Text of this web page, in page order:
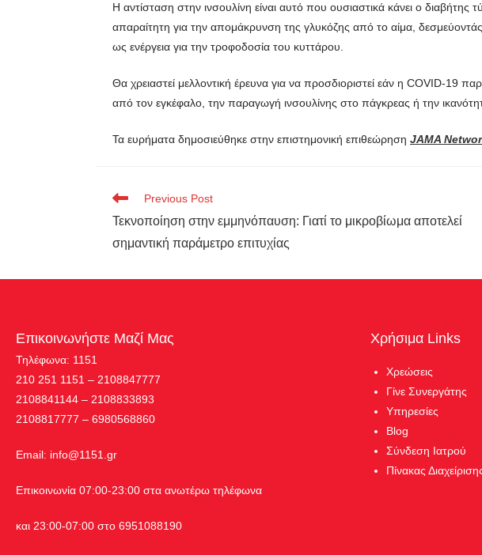
Η αντίσταση στην ινσουλίνη είναι αυτό που ουσιαστικά κάνει ο
απαραίτητη για την απομάκρυνση της γλυκόζης από το αίμα,
ως ενέργεια για την τροφοδοσία του κυττάρου.
Θα χρειαστεί μελλοντική έρευνα για να προσδιοριστεί εάν η COVID-19
από τον εγκέφαλο, την παραγωγή ινσουλίνης στο πάγκρεας ή την
Τα ευρήματα δημοσιεύθηκε στην επιστημονική επιθεώρηση JAMA
Previous Post
Τεκνοποίηση στην εμμηνόπαυση: Γιατί το μικροβίωμα αποτελεί
σημαντική παράμετρο επιτυχίας
Επικοινωνήστε Μαζί Μας
Τηλέφωνα: 1151
210 251 1151 – 2108847777
2108841144 – 2108833893
2108817777 – 6980568860
Εmail: info@1151.gr
Επικοινωνία 07:00-23:00 στα ανωτέρω τηλέφωνα
και 23:00-07:00 στο 6951088190
Χρήσιμα Links
Χρεώσεις
Γίνε Συνεργάτης
Υπηρεσίες
Blog
Σύνδεση Ιατρού
Πίνακας